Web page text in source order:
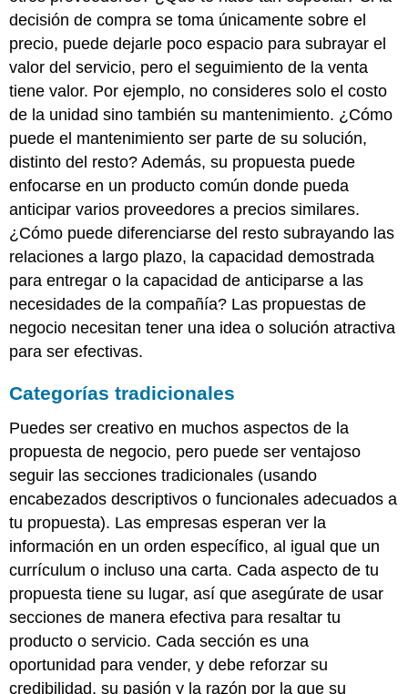
decisión de compra se toma únicamente sobre el
precio, puede dejarle poco espacio para subrayar el
valor del servicio, pero el seguimiento de la venta
tiene valor. Por ejemplo, no consideres solo el costo
de la unidad sino también su mantenimiento. ¿Cómo
puede el mantenimiento ser parte de su solución,
distinto del resto? Además, su propuesta puede
enfocarse en un producto común donde pueda
anticipar varios proveedores a precios similares.
¿Cómo puede diferenciarse del resto subrayando las
relaciones a largo plazo, la capacidad demostrada
para entregar o la capacidad de anticiparse a las
necesidades de la compañía? Las propuestas de
negocio necesitan tener una idea o solución atractiva
para ser efectivas.
Categorías tradicionales
Puedes ser creativo en muchos aspectos de la
propuesta de negocio, pero puede ser ventajoso
seguir las secciones tradicionales (usando
encabezados descriptivos o funcionales adecuados a
tu propuesta). Las empresas esperan ver la
información en un orden específico, al igual que un
currículum o incluso una carta. Cada aspecto de tu
propuesta tiene su lugar, así que asegúrate de usar
secciones de manera efectiva para resaltar tu
producto o servicio. Cada sección es una
oportunidad para vender, y debe reforzar su
credibilidad, su pasión y la razón por la que su